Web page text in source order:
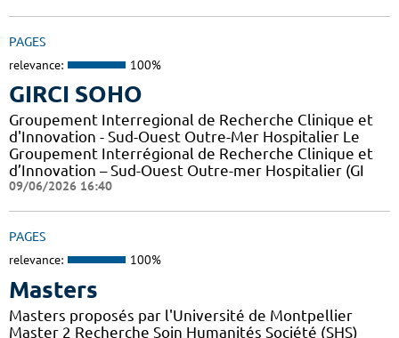
PAGES
relevance: 100%
GIRCI SOHO
Groupement Interregional de Recherche Clinique et
d'Innovation - Sud-Ouest Outre-Mer Hospitalier Le
Groupement Interrégional de Recherche Clinique et
d’Innovation – Sud-Ouest Outre-mer Hospitalier (GI
09/06/2026 16:40
PAGES
relevance: 100%
Masters
Masters proposés par l'Université de Montpellier
Master 2 Recherche Soin Humanités Société (SHS)